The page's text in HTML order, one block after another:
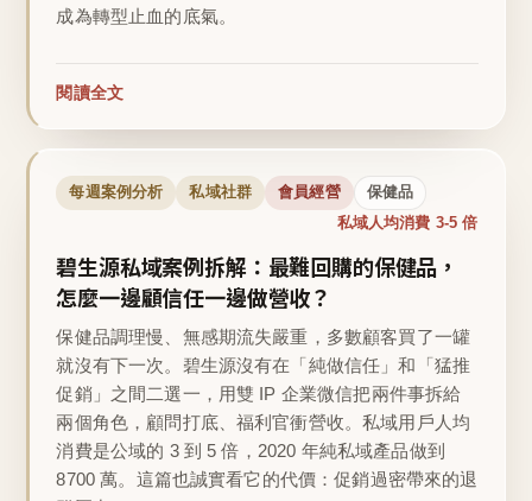
成為轉型止血的底氣。
閱讀全文
每週案例分析 私域社群 會員經營 保健品
私域人均消費 3-5 倍
碧生源私域案例拆解：最難回購的保健品，
怎麼一邊顧信任一邊做營收？
保健品調理慢、無感期流失嚴重，多數顧客買了一罐
就沒有下一次。碧生源沒有在「純做信任」和「猛推
促銷」之間二選一，用雙 IP 企業微信把兩件事拆給
兩個角色，顧問打底、福利官衝營收。私域用戶人均
消費是公域的 3 到 5 倍，2020 年純私域產品做到
8700 萬。這篇也誠實看它的代價：促銷過密帶來的退